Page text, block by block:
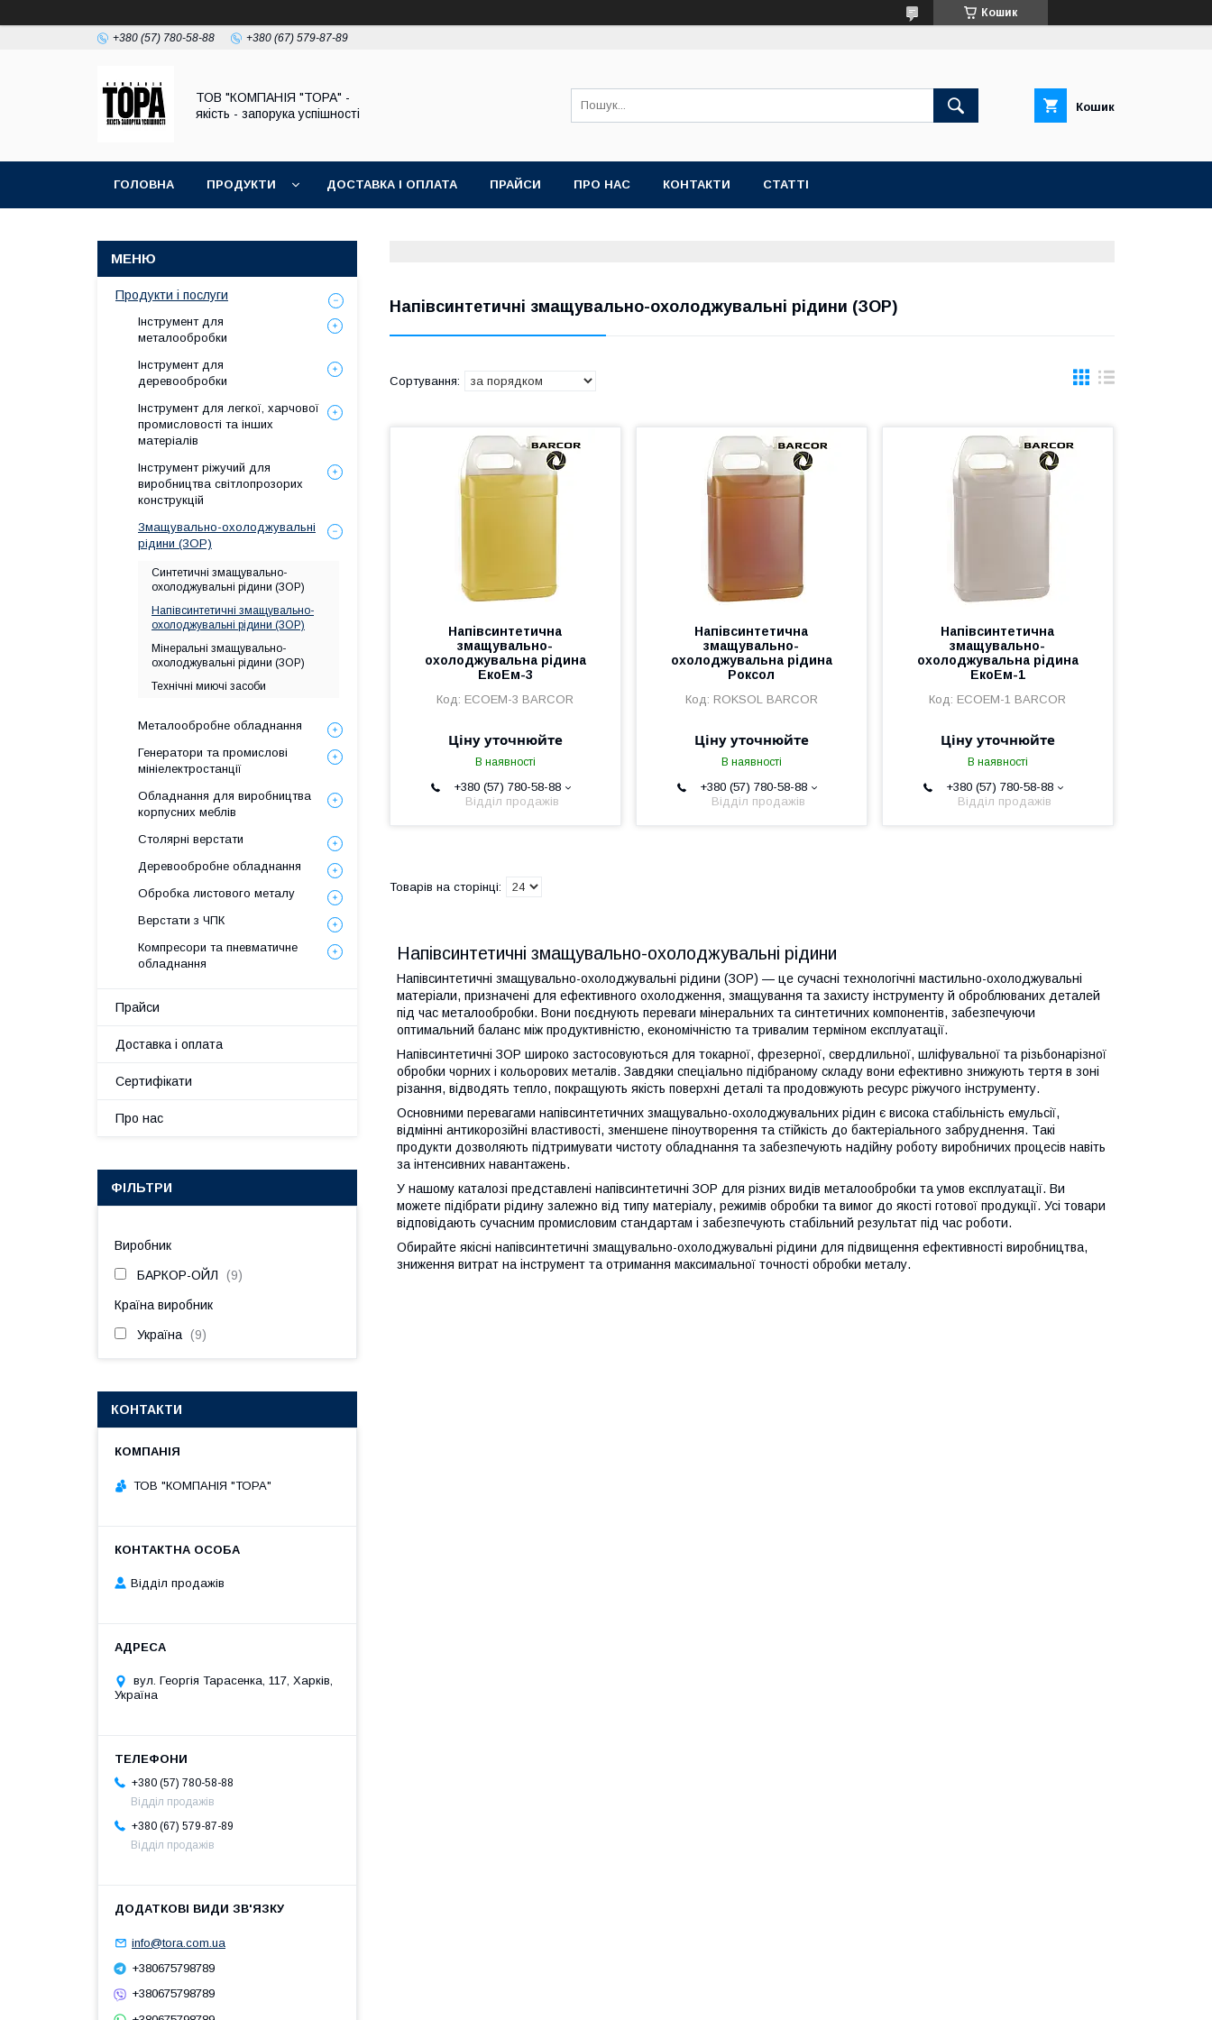
Кошик
+380 (57) 780-58-88 +380 (67) 579-87-89
ТОВ "КОМПАНІЯ "ТОРА" -
якість - запорука успішності
Кошик
ГОЛОВНА ПРОДУКТИ ДОСТАВКА І ОПЛАТА ПРАЙСИ ПРО НАС КОНТАКТИ СТАТТІ
Напівсинтетичні змащувально-охолоджувальні рідини (ЗОР)
Напівсинтетична
змащувально-
охолоджувальна рідина
ЕкоЕм-3
ECOEM-3 BARCOR
Ціну уточнюйте
В наявності
+380 (57) 780-58-88
Відділ продажів
Напівсинтетична
змащувально-
охолоджувальна рідина
Роксол
ROKSOL BARCOR
Ціну уточнюйте
В наявності
+380 (57) 780-58-88
Відділ продажів
Напівсинтетична
змащувально-
охолоджувальна рідина
ЕкоЕм-1
ECOEM-1 BARCOR
Ціну уточнюйте
В наявності
+380 (57) 780-58-88
Відділ продажів
Напівсинтетичні змащувально-охолоджувальні рідини
Напівсинтетичні змащувально-охолоджувальні рідини (ЗОР) — це сучасні технологічні мастильно-охолоджувальні
матеріали, призначені для ефективного охолодження, змащування та захисту інструменту й оброблюваних деталей
під час металообробки. Вони поєднують переваги мінеральних та синтетичних компонентів, забезпечуючи
оптимальний баланс між продуктивністю, економічністю та тривалим терміном експлуатації.
Напівсинтетичні ЗОР широко застосовуються для токарної, фрезерної, свердлильної, шліфувальної та різьбонарізної
обробки чорних і кольорових металів. Завдяки спеціально підібраному складу вони ефективно знижують тертя в зоні
різання, відводять тепло, покращують якість поверхні деталі та продовжують ресурс ріжучого інструменту.
Основними перевагами напівсинтетичних змащувально-охолоджувальних рідин є висока стабільність емульсії,
відмінні антикорозійні властивості, зменшене піноутворення та стійкість до бактеріального забруднення. Такі
продукти дозволяють підтримувати чистоту обладнання та забезпечують надійну роботу виробничих процесів навіть
за інтенсивних навантажень.
У нашому каталозі представлені напівсинтетичні ЗОР для різних видів металообробки та умов експлуатації. Ви
можете підібрати рідину залежно від типу матеріалу, режимів обробки та вимог до якості готової продукції. Усі товари
відповідають сучасним промисловим стандартам і забезпечують стабільний результат під час роботи.
Обирайте якісні напівсинтетичні змащувально-охолоджувальні рідини для підвищення ефективності виробництва,
зниження витрат на інструмент та отримання максимальної точності обробки металу.
Продукти і послуги
Інструмент для
металообробки
Інструмент для
деревообробки
Інструмент для легкої, харчової
промисловості та інших
матеріалів
Інструмент ріжучий для
виробництва світлопрозорих
конструкцій
Змащувально-охолоджувальні
рідини (ЗОР)
Синтетичні змащувально-
охолоджувальні рідини (ЗОР)
Напівсинтетичні змащувально-
охолоджувальні рідини (ЗОР)
Мінеральні змащувально-
охолоджувальні рідини (ЗОР)
Технічні миючі засоби
Металообробне обладнання
Генератори та промислові
мініелектростанції
Обладнання для виробництва
корпусних меблів
Столярні верстати
Деревообробне обладнання
Обробка листового металу
Верстати з ЧПК
Компресори та пневматичне
обладнання
Прайси
Доставка і оплата
Сертифікати
Про нас
ФІЛЬТРИ
Виробник
БАРКОР-ОЙЛ 9
Країна виробник
Україна 9
КОНТАКТИ
ТОВ "КОМПАНІЯ "ТОРА"
Відділ продажів
вул. Георгія Тарасенка, 117, Харків,
Україна
+380 (57) 780-58-88
Відділ продажів
+380 (67) 579-87-89
Відділ продажів
info@tora.com.ua
+380675798789
+380675798789